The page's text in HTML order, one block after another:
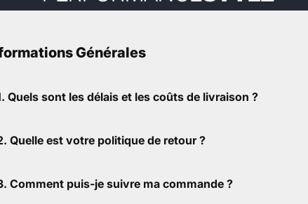
Générales
Quels sont les délais et les coûts de livraison ?
Quelle est votre politique de retour ?
Comment puis-je suivre ma commande ?